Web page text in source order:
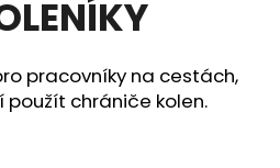
pracovníky na cestách,
chrániče kolen.